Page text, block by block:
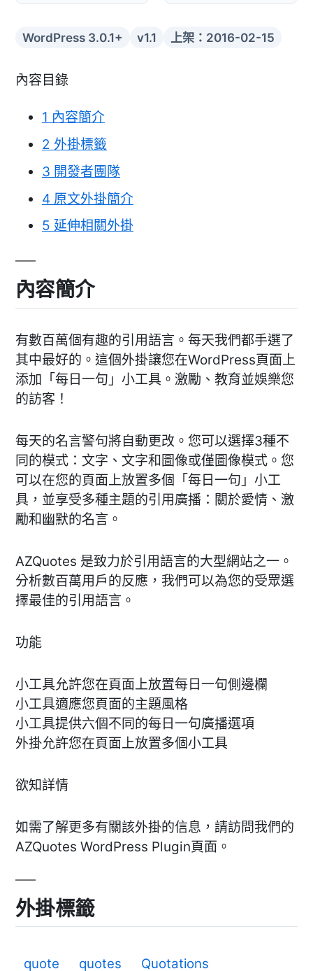
WordPress 3.0.1+ v1.1 上架：2016-02-15
內容目錄
1 內容簡介
2 外掛標籤
3 開發者團隊
4 原文外掛簡介
5 延伸相關外掛
內容簡介
有數百萬個有趣的引用語言。每天我們都手選了
其中最好的。這個外掛讓您在WordPress頁面上
添加「每日一句」小工具。激勵、教育並娛樂您
的訪客！
每天的名言警句將自動更改。您可以選擇3種不
同的模式：文字、文字和圖像或僅圖像模式。您
可以在您的頁面上放置多個「每日一句」小工
具，並享受多種主題的引用廣播：關於愛情、激
勵和幽默的名言。
AZQuotes 是致力於引用語言的大型網站之一。
分析數百萬用戶的反應，我們可以為您的受眾選
擇最佳的引用語言。
功能
小工具允許您在頁面上放置每日一句側邊欄
小工具適應您頁面的主題風格
小工具提供六個不同的每日一句廣播選項
外掛允許您在頁面上放置多個小工具
欲知詳情
如需了解更多有關該外掛的信息，請訪問我們的
AZQuotes WordPress Plugin頁面。
外掛標籤
quote quotes Quotations